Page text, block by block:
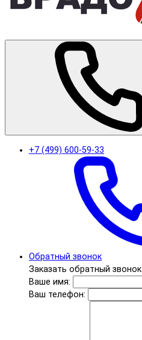
+7 (499) 600-59-33
Обратный звонок
Заказать обратный звонок
Ваше имя:
Ваш телефон: